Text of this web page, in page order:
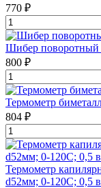
770 ₽
Шибер поворотный
800 ₽
Термометр
804 ₽
Термометр
d52мм; 0-120С; 0,5